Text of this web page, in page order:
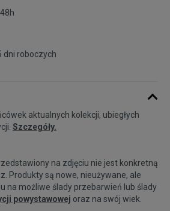
dni roboczych
aktualnych kolekcji, ubiegłych
Szczegóły.
na zdjęciu nie jest konkretną
Produkty są nowe, nieużywane, ale
na możliwe ślady przebarwień lub ślady
powystawowej oraz na swój wiek.